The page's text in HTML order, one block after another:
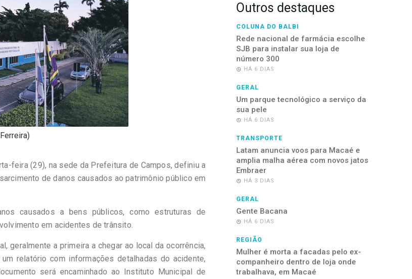
feira (29), na sede da Prefeitura de Campos, definiu a
de danos causados ao patrimônio público em
causados a bens públicos, como estruturas de
em acidentes de trânsito.
geralmente a primeira a chegar ao local da ocorrência,
relatório com informações detalhadas do acidente,
será encaminhado ao Instituto Municipal de
Outros destaques
COLUNA DO BALBI
Rede nacional de farmácia escolhe
SJB para instalar sua loja de
número 300
HÁ 6 DIAS
GERAL
Um parque tecnológico a serviço da
sua pele
HÁ 6 DIAS
TRANSPORTE
Latam anuncia voos para Macaé e
amplia malha aérea com novos jatos
Embraer
HÁ 3 DIAS
GERAL
Gente Bacana
HÁ 6 DIAS
REGIÃO
Mulher é morta a facadas pelo ex-
companheiro dentro de loja onde
trabalhava, em Macaé